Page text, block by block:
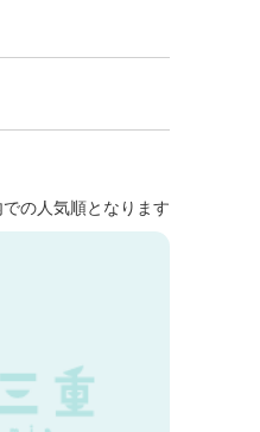
の人気順となります